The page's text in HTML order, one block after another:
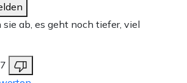
ab, es geht noch tiefer, viel